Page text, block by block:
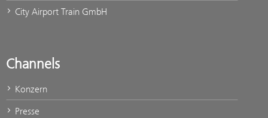
City Airport Train GmbH
Channels
Konzern
Presse